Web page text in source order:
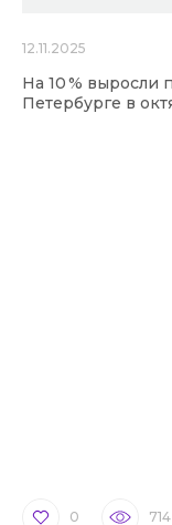
12.11.2025
На 10 % выросли
Петербурге в
0 714